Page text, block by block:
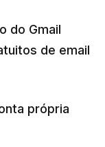
do Gmail
de email
própria